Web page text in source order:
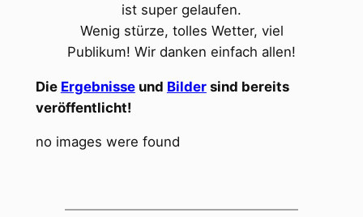
ist super gelaufen.
Wenig stürze, tolles Wetter, viel
Publikum! Wir danken einfach allen!
Die Ergebnisseund Bildersind bereits
veröffentlicht!
no images were found